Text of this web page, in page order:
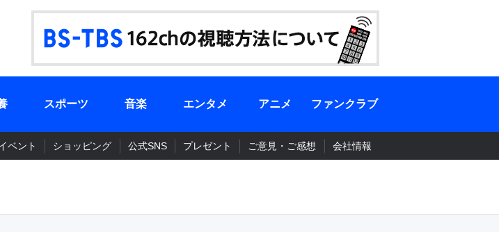
スポーツ 音楽 エンタメ アニメ ファンクラブ
ベント ショッピング 公式SNS プレゼント ご意見・ご感想 会社情報